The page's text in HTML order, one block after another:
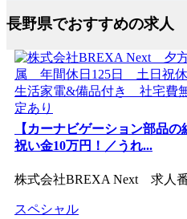
長野県でおすすめの求人
【カーナビゲーション部品
祝い金10万円！／うれ...
株式会社BREXA Next 求人
スペシャル